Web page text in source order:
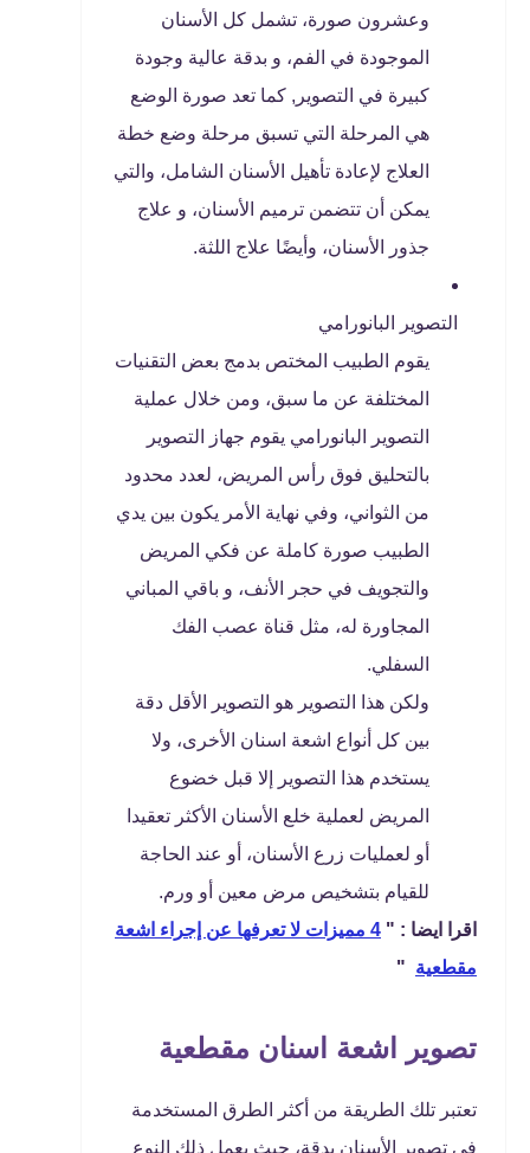
وعشرون صورة، تشمل كل الأسنان
الموجودة في الفم، و بدقة عالية وجودة
كبيرة في التصوير, كما تعد صورة الوضع
هي المرحلة التي تسبق مرحلة وضع خطة
العلاج لإعادة تأهيل الأسنان الشامل، والتي
يمكن أن تتضمن ترميم الأسنان، و علاج
جذور الأسنان، وأيضًا علاج اللثة.
التصوير البانورامي
يقوم الطبيب المختص بدمج بعض التقنيات
المختلفة عن ما سبق، ومن خلال عملية
التصوير البانورامي يقوم جهاز التصوير
بالتحليق فوق رأس المريض، لعدد محدود
من الثواني، وفي نهاية الأمر يكون بين يدي
الطبيب صورة كاملة عن فكي المريض
والتجويف في حجر الأنف، و باقي المباني
المجاورة له، مثل قناة عصب الفك
السفلي.
ولكن هذا التصوير هو التصوير الأقل دقة
بين كل أنواع اشعة اسنان الأخرى، ولا
يستخدم هذا التصوير إلا قبل خضوع
المريض لعملية خلع الأسنان الأكثر تعقيدا
أو لعمليات زرع الأسنان، أو عند الحاجة
للقيام بتشخيص مرض معين أو ورم.
اقرا ايضا : "
4 مميزات لا تعرفها عن إجراء اشعة
مقطعية "
تصوير اشعة اسنان مقطعية
تعتبر تلك الطريقة من أكثر الطرق المستخدمة
في تصوير الأسنان بدقة، حيث يعمل ذلك النوع